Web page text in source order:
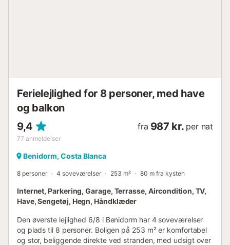
Ferielejlighed for 8 personer, med have
og balkon
9,4
77 anmeldelser
fra 987 kr. per nat
Benidorm, Costa Blanca
8 personer 4 soveværelser 253 m² 80 m fra kysten
Internet, Parkering, Garage, Terrasse, Aircondition, TV,
Have, Sengetøj, Hegn, Håndklæder
Den øverste lejlighed 6/8 i Benidorm har 4 soveværelser
og plads til 8 personer. Boligen på 253 m² er komfortabel
og stor, beliggende direkte ved stranden, med udsigt over